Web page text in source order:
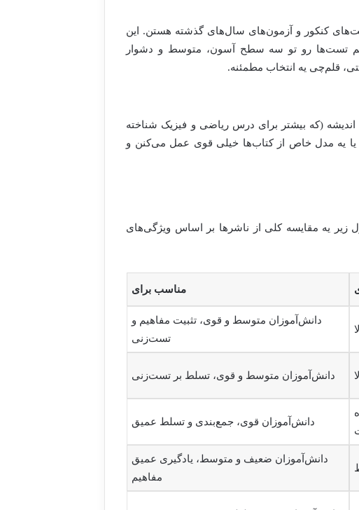
کنکور و آزمون‌های سال‌های گذشته هستن. این
هم تست‌ها رو تو سه سطح آسون، متوسط و دشوار
قلم‌چی یه انتخاب مطمئنه.
اندیشه (که بیشتر برای درس ریاضی و فیزیک شناخته
یه مدل خاص از کتاب‌ها خیلی قوی عمل می‌کنن و
زیر یه مقایسه کلی از ناشرها بر اساس ویژگی‌های
مناسب برای
دانش‌آموزان متوسط و قوی، تثبیت مفاهیم و
تست‌زنی
دانش‌آموزان متوسط و قوی، تسلط بر تست‌زنی
دانش‌آموزان قوی، جمع‌بندی و تسلط عمیق
دانش‌آموزان ضعیف و متوسط، یادگیری عمیق
مفاهیم